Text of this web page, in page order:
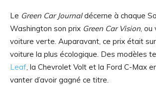
Le Green Car Journaldécerne à chaque
Washington son prix Green Car Vision ,
voiture verte. Auparavant, ce prix était
voiture la plus écologique. Des modèles
Leaf , la Chevrolet Volt et la Ford C-Max
vanter d’avoir gagné ce titre.